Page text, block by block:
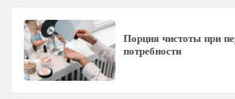
Порция чистоты при
потребности